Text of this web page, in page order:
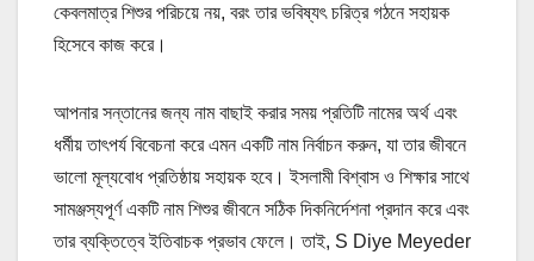
কেবলমাত্র শিশুর পরিচয়ে নয়, বরং তার ভবিষ্যৎ চরিত্র গঠনে সহায়ক
হিসেবে কাজ করে।
আপনার সন্তানের জন্য নাম বাছাই করার সময় প্রতিটি নামের অর্থ এবং
ধর্মীয় তাৎপর্য বিবেচনা করে এমন একটি নাম নির্বাচন করুন, যা তার জীবনে
ভালো মূল্যবোধ প্রতিষ্ঠায় সহায়ক হবে। ইসলামী বিশ্বাস ও শিক্ষার সাথে
সামঞ্জস্যপূর্ণ একটি নাম শিশুর জীবনে সঠিক দিকনির্দেশনা প্রদান করে এবং
তার ব্যক্তিত্বে ইতিবাচক প্রভাব ফেলে। তাই, S Diye Meyeder